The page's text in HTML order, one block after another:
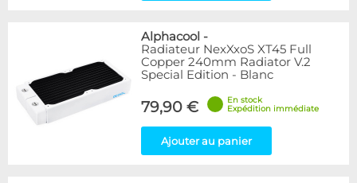
Alphacool -
Radiateur NexXxoS XT45 Full
Copper 240mm Radiator V.2
Special Edition - Blanc
79,90 €
En stock
Expédition immédiate
Ajouter au panier